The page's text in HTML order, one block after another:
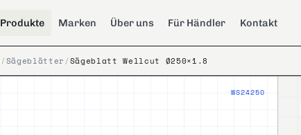
Produkte Marken Über uns Für Händler Kontakt
/Sägeblätter /Sägeblatt Wellcut Ø250×1.8
WS24250